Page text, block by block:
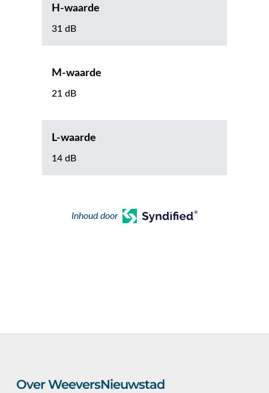
H-waarde
31 dB
M-waarde
21 dB
L-waarde
14 dB
Inhoud door
Over WeeversNieuwstad